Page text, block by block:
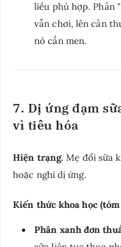
liều phù hợp. Phân
vẫn chơi, lên cân
nó cần men.
7. Dị ứng đạm
vì tiêu hóa
Hiện trạng. Mẹ đổi sữa
hoặc nghi dị ứng.
Kiến thức khoa học
Phân xanh đơn